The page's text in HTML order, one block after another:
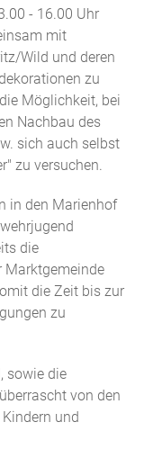
- 16.00 Uhr
mit
Wild und deren
zu
Möglichkeit, bei
Nachbau des
sich auch selbst
zu versuchen.
in den Marienhof
die
Marktgemeinde
die Zeit bis zur
zu
sowie die
von den
und